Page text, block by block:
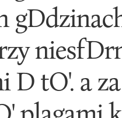
D tO'. a